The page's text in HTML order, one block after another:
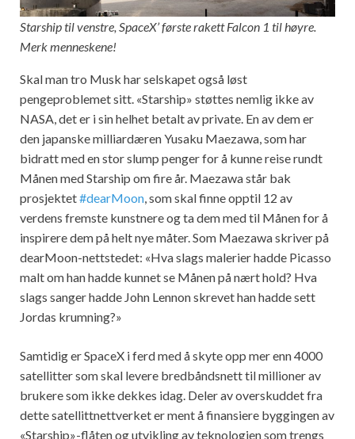
Starship til venstre, SpaceX’ første rakett Falcon 1 til høyre.
Merk menneskene!
Skal man tro Musk har selskapet også løst
pengeproblemet sitt. «Starship» støttes nemlig ikke av
NASA, det er i sin helhet betalt av private. En av dem er
den japanske milliardæren Yusaku Maezawa, som har
bidratt med en stor slump penger for å kunne reise rundt
Månen med Starship om fire år. Maezawa står bak
prosjektet#dearMoon , som skal finne opptil 12 av
verdens fremste kunstnere og ta dem med til Månen for å
inspirere dem på helt nye måter. Som Maezawa skriver på
dearMoon-nettstedet: «Hva slags malerier hadde Picasso
malt om han hadde kunnet se Månen på nært hold? Hva
slags sanger hadde John Lennon skrevet han hadde sett
Jordas krumning?»
Samtidig er SpaceX i ferd med å skyte opp mer enn 4000
satellitter som skal levere bredbåndsnett til millioner av
brukere som ikke dekkes idag. Deler av overskuddet fra
dette satellittnettverket er ment å finansiere byggingen av
«Starship»-flåten og utvikling av teknologien som trengs